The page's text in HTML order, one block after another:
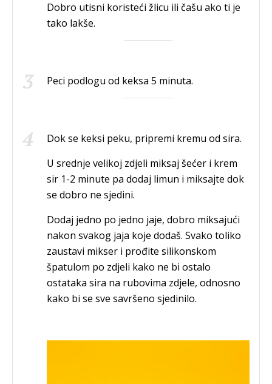
Dobro utisni koristeći žlicu ili čašu ako ti je
tako lakše.
Peci podlogu od keksa 5 minuta.
Dok se keksi peku, pripremi kremu od sira.
U srednje velikoj zdjeli miksaj šećer i krem
sir 1-2 minute pa dodaj limun i miksajte dok
se dobro ne sjedini.
Dodaj jedno po jedno jaje, dobro miksajući
nakon svakog jaja koje dodaš. Svako toliko
zaustavi mikser i prođite silikonskom
špatulom po zdjeli kako ne bi ostalo
ostataka sira na rubovima zdjele, odnosno
kako bi se sve savršeno sjedinilo.